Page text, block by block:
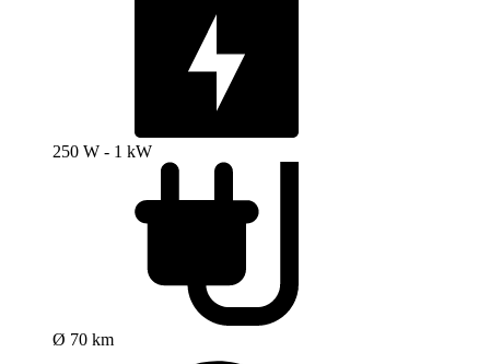
250 W - 1 kW
Ø 70 km